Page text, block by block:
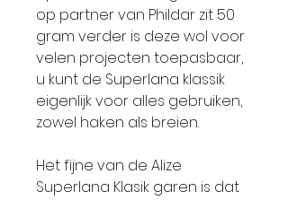
op partner van Phildar zit 50
gram verder is deze wol voor
velen projecten toepasbaar,
u kunt de Superlana klassik
eigenlijk voor alles gebruiken,
zowel haken als breien.
Het fijne van de Alize
Superlana Klasik garen is dat